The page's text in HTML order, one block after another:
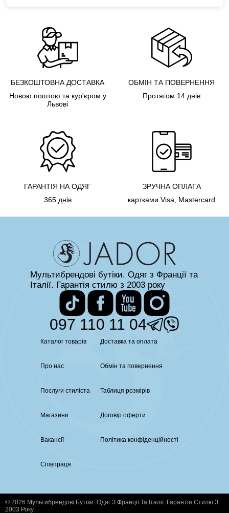
БЕЗКОШТОВНА ДОСТАВКА
Новою поштою та кур'єром у
Львові
ОБМІН ТА ПОВЕРНЕННЯ
Протягом 14 днів
ГАРАНТІЯ НА ОДЯГ
365 днів
ЗРУЧНА ОПЛАТА
картками Visa, Mastercard
Мультибрендові бутіки. Одяг з Франції та
Італії. Гарантія стилю з 2003 року
097 110 11 04
Каталог товарів
Про нас
Послуги стиліста
Магазини
Вакансії
Співпраця
Доставка та оплата
Обмін та повернення
Таблиця розмірів
Договір оферти
Політика конфіденційності
© 2026 Мультибрендові Бутіки. Одяг З Франції Та Італії. Гарантія Стилю З
2003 Року